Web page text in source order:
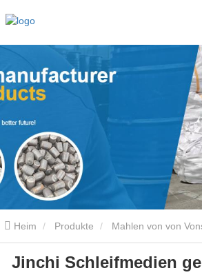
Heim Produkte Mahlen von von
Schleifmedien geschmiedet Zylpebs für die
Jinchi Schleifmedien